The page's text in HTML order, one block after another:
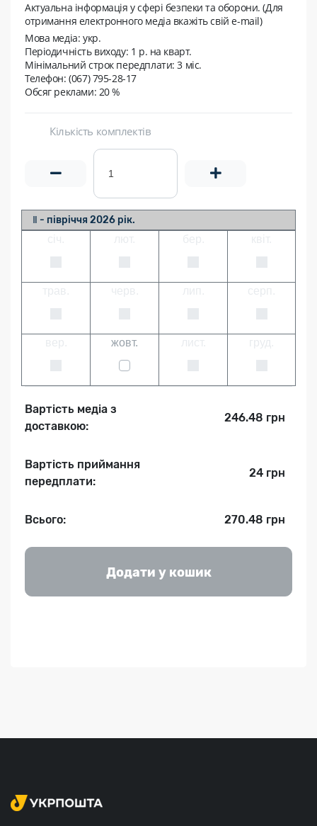
Актуальна інформація у сфері безпеки та оборони. (Для
отримання електронного медіа вкажіть свій e-mail)
Мова медіа: укр.
Періодичність виходу: 1 p. на кварт.
Мінімальний строк передплати:3 міс.
Телефон: (067) 795-28-17
Обсяг реклами: 20 %
Кількість комплектів
Ⅱ - півріччя 2026 рік.
жовт.
Вартість медіа з
доставкою:
246.48 грн
Вартість приймання
передплати:
24 грн
Всього: 270.48 грн
Додати у кошик